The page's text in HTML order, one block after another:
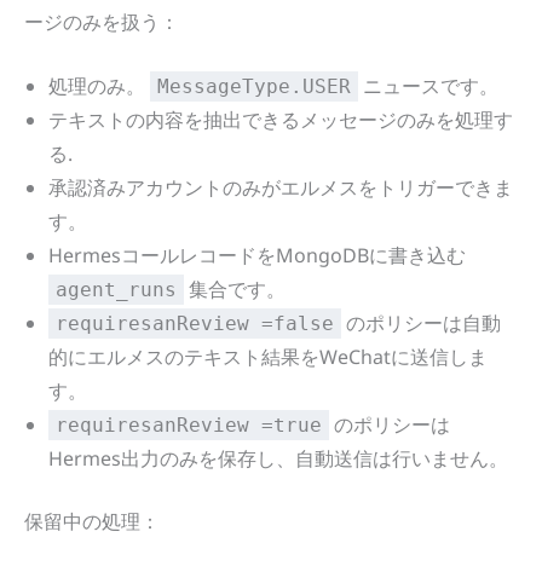
ージのみを扱う：
処理のみ。 MessageType.USER ニュースです。
テキストの内容を抽出できるメッセージのみを処理す
る.
承認済みアカウントのみがエルメスをトリガーできま
す。
HermesコールレコードをMongoDBに書き込む
agent_runs 集合です。
requiresanReview =false のポリシーは自動
的にエルメスのテキスト結果をWeChatに送信しま
す。
requiresanReview =true のポリシーは
Hermes出力のみを保存し、自動送信は行いません。
保留中の処理：